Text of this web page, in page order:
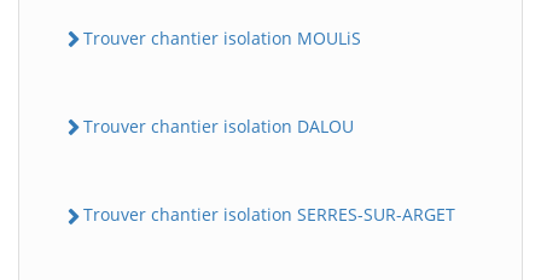
Trouver chantier isolation MOULiS
Trouver chantier isolation DALOU
Trouver chantier isolation SERRES-SUR-ARGET